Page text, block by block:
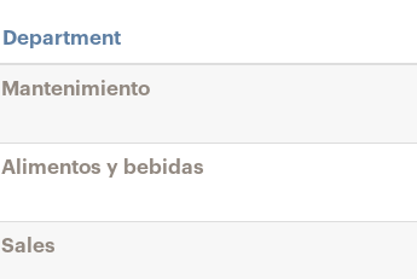
Department
Mantenimiento
Alimentos y bebidas
Sales